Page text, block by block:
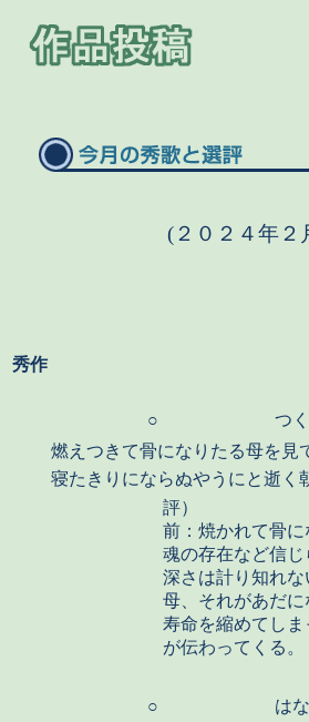
(２０２４年
秀作
○
つ
燃えつきて骨になりたる母を見
寝たきりにならぬやうにと逝く
評）
前：焼かれて骨
魂の存在など信
深さは計り知れ
母、それがあだ
寿命を縮めてし
が伝わってくる。
○
はな